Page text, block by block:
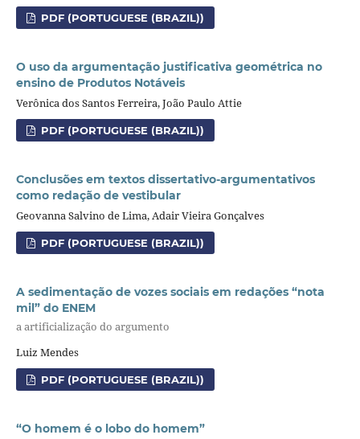
PDF (PORTUGUESE (BRAZIL))
O uso da argumentação justificativa geométrica no
ensino de Produtos Notáveis
Verônica dos Santos Ferreira, João Paulo Attie
PDF (PORTUGUESE (BRAZIL))
Conclusões em textos dissertativo-argumentativos
como redação de vestibular
Geovanna Salvino de Lima, Adair Vieira Gonçalves
PDF (PORTUGUESE (BRAZIL))
A sedimentação de vozes sociais em redações “nota
mil” do ENEM
a artificialização do argumento
Luiz Mendes
PDF (PORTUGUESE (BRAZIL))
“O homem é o lobo do homem”